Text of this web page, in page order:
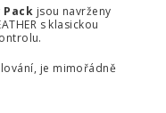
Pack jsou navrženy
s klasickou
je mimořádně